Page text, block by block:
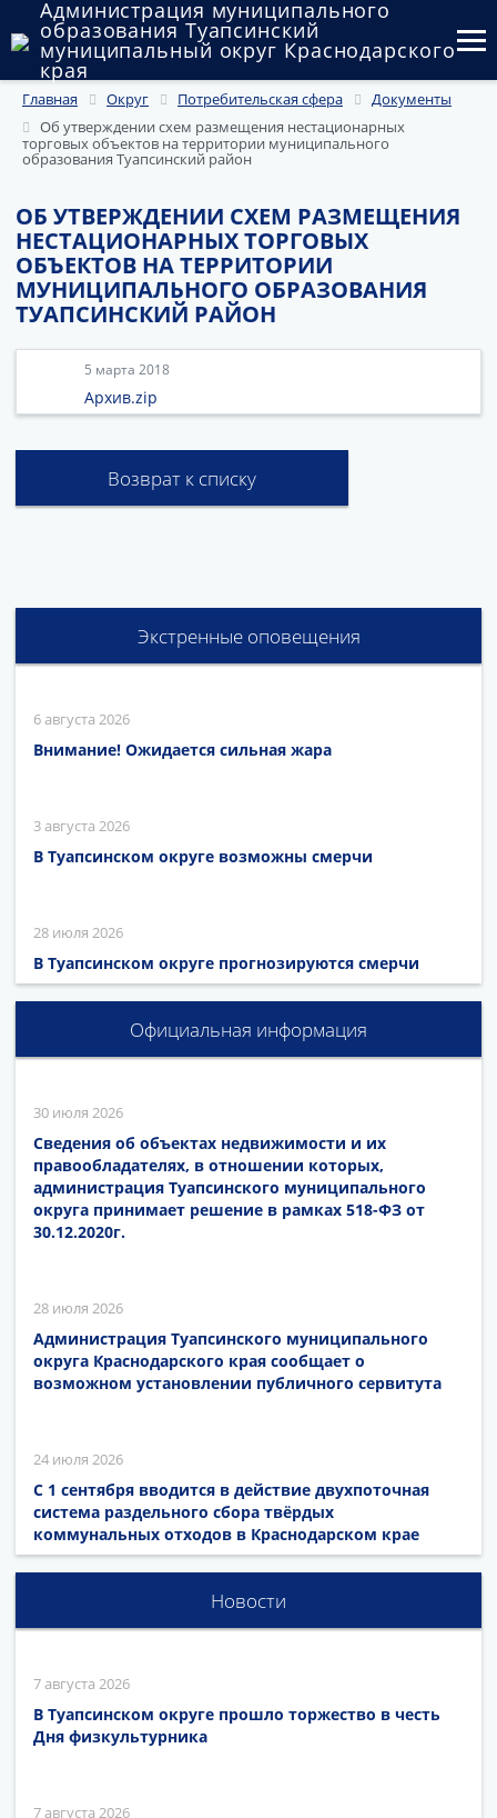
Администрация муниципального
образования Туапсинский
муниципальный округ Краснодарского
края
Округ
Администрация
Государственный и муниципальный контроль
Муниципальное имущество
Публичные слушания и общественные обсуждения
Документы
Главная Округ Потребительская сфера
Документы
Об утверждении схем размещения нестационарных
торговых объектов на территории муниципального
образования Туапсинский район
ОБ УТВЕРЖДЕНИИ СХЕМ РАЗМЕЩЕНИЯ
НЕСТАЦИОНАРНЫХ ТОРГОВЫХ
ОБЪЕКТОВ НА ТЕРРИТОРИИ
МУНИЦИПАЛЬНОГО ОБРАЗОВАНИЯ
ТУАПСИНСКИЙ РАЙОН
5 марта 2018
Архив.zip
Возврат к списку
Экстренные оповещения
6 августа 2026
Внимание! Ожидается сильная жара
3 августа 2026
В Туапсинском округе возможны смерчи
28 июля 2026
В Туапсинском округе прогнозируются смерчи
Официальная информация
30 июля 2026
Сведения об объектах недвижимости и их
правообладателях, в отношении которых,
администрация Туапсинского муниципального
округа принимает решение в рамках 518-ФЗ от
30.12.2020г.
28 июля 2026
Администрация Туапсинского муниципального
округа Краснодарского края сообщает о
возможном установлении публичного сервитута
24 июля 2026
С 1 сентября вводится в действие двухпоточная
система раздельного сбора твёрдых
коммунальных отходов в Краснодарском крае
Новости
7 августа 2026
В Туапсинском округе прошло торжество в честь
Дня физкультурника
7 августа 2026